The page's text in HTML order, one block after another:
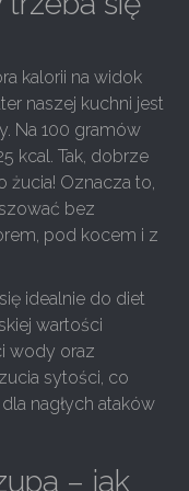
kalorii na widok
naszej kuchni jest
Na 100 gramów
kcal. Tak, dobrze
żucia! Oznacza to,
bez
pod kocem i z
idealnie do diet
wartości
wody oraz
sytości, co
nagłych ataków
– jak